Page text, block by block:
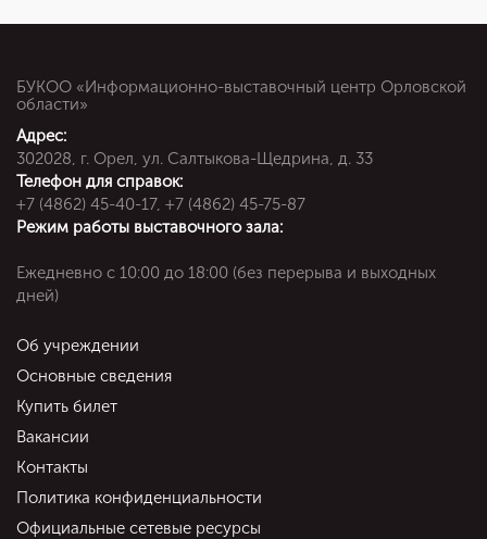
БУКОО «Информационно-выставочный центр Орловской
области»
Адрес:
302028, г. Орел, ул. Салтыкова-Щедрина, д. 33
Телефон для справок:
+7 (4862) 45-40-17, +7 (4862) 45-75-87
Режим работы выставочного зала:
Ежедневно c 10:00 до 18:00 (без перерыва и выходных
дней)
Об учреждении
Основные сведения
Купить билет
Вакансии
Контакты
Политика конфиденциальности
Официальные сетевые ресурсы